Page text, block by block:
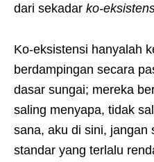
dari sekadar ko-
Ko-eksistensi hanyalah
berdampingan secara
dasar sungai; mereka
saling menyapa, tidak
sana, aku di sini, jangan
standar yang terlalu